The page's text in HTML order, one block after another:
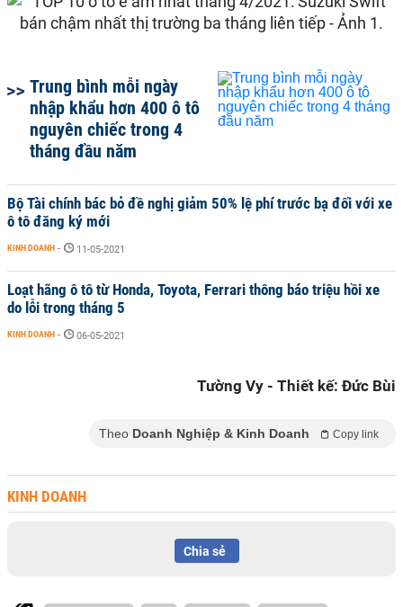
Trung bình mỗi ngày
nhập khẩu hơn 400 ô tô
nguyên chiếc trong 4
tháng đầu năm
Bộ Tài chính bác bỏ đề nghị giảm 50% lệ phí trước bạ đối với xe
ô tô đăng ký mới
KINH DOANH - 11-05-2021
Loạt hãng ô tô từ Honda, Toyota, Ferrari thông báo triệu hồi xe
do lỗi trong tháng 5
KINH DOANH - 06-05-2021
Tường Vy - Thiết kế: Đức Bùi
Theo Doanh Nghiệp & Kinh Doanh Copy link
KINH DOANH
Chia sẻ